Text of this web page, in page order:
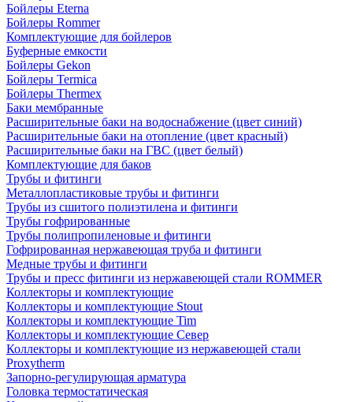
Бойлеры Eterna
Бойлеры Rommer
Комплектующие для бойлеров
Буферные емкости
Бойлеры Gekon
Бойлеры Termica
Бойлеры Thermex
Баки мембранные
Расширительные баки на водоснабжение (цвет синий)
Расширительные баки на отопление (цвет красный)
Расширительные баки на ГВС (цвет белый)
Комплектующие для баков
Трубы и фитинги
Металлопластиковые трубы и фитинги
Трубы из сшитого полиэтилена и фитинги
Трубы гофрированные
Трубы полипропиленовые и фитинги
Гофрированная нержавеющая труба и фитинги
Медные трубы и фитинги
Трубы и пресс фитинги из нержавеющей стали ROMMER
Коллекторы и комплектующие
Коллекторы и комплектующие Stout
Коллекторы и комплектующие Tim
Коллекторы и комплектующие Север
Коллекторы и комплектующие из нержавеющей стали
Proxytherm
Запорно-регулирующая арматура
Головка термостатическая